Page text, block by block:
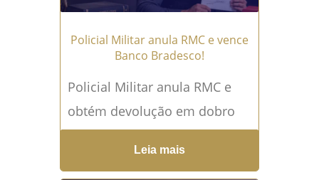
Policial Militar anula RMC e vence
Banco Bradesco!
Policial Militar anula RMC e
obtém devolução em dobro
Um desconto de R$ 64,24
parecia pequeno no
Leia mais